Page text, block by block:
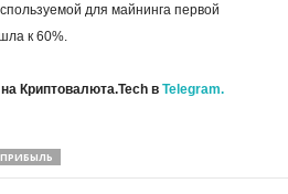
для майнинга первой
к 60%.
Криптовалюта.Tech в Telegram.